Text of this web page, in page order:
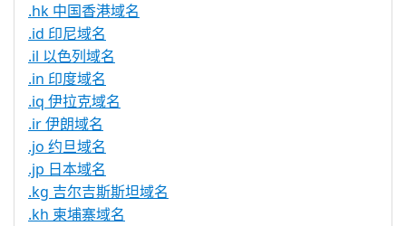
.hk 中国香港域名
.id 印尼域名
.il 以色列域名
.in 印度域名
.iq 伊拉克域名
.ir 伊朗域名
.jo 约旦域名
.jp 日本域名
.kg 吉尔吉斯斯坦域名
.kh 柬埔寨域名